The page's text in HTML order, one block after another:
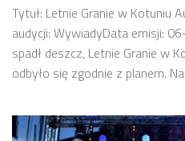
Tytuł: Letnie Granie w Kotuniu
audycji: WywiadyData emisji:
spadł deszcz, Letnie Granie w
odbyło się zgodnie z planem.